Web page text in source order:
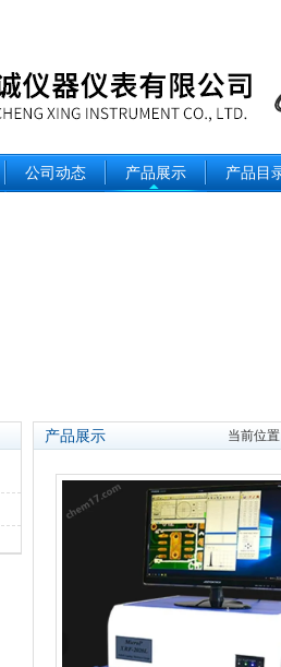
公司动态 产品展示 产品目
产品展示 当前位